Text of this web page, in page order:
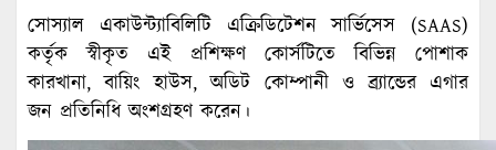
সোস্যাল একাউন্ট্যাবিলিটি এক্রিডিটেশন সার্ভিসেস (SAAS)
কর্তৃক স্বীকৃত এই প্রশিক্ষণ কোর্সটিতে বিভিন্ন পোশাক
কারখানা, বায়িং হাউস, অডিট কোম্পানী ও ব্র্যান্ডের এগার
জন প্রতিনিধি অংশগ্রহণ করেন।